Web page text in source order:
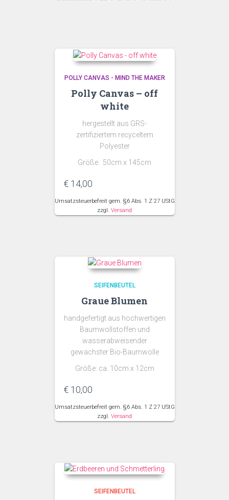
POLLY CANVAS - MIND THE MAKER
Polly Canvas – off
white
hergestellt aus GRS-
zertifiziertem recyceltem
Polyester
Größe: 50cm x 145cm
€ 14,00
Umsatzsteuerbefreit gem. §6 Abs. 1 Z 27 UStG
zzgl. Versand
SEIFENBEUTEL
Graue Blumen
handgefertigt aus hochwertigen
Baumwollstoffen und
wasserabweisender
gewachster Bio-Baumwolle
Größe: ca. 10cm x 12cm
€ 10,00
Umsatzsteuerbefreit gem. §6 Abs. 1 Z 27 UStG
zzgl. Versand
SEIFENBEUTEL